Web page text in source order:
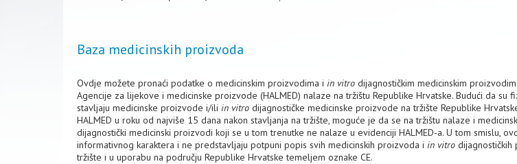
Baza medicinskih proizvoda
Ovdje možete pronaći podatke o medicinskim proizvodima i in vitro dijagnostičkim medicinskim
Agencije za lijekove i medicinske proizvode (HALMED) nalaze na tržištu Republike Hrvatske. Budući da su
stavljaju medicinske proizvode i/ili in vitro dijagnostičke medicinske proizvode na tržište Republike
HALMED u roku od najviše 15 dana nakon stavljanja na tržište, moguće je da se na tržištu nalaze i
dijagnostički medicinski proizvodi koji se u tom trenutke ne nalaze u evidenciji HALMED-a. U tom smislu,
informativnog karaktera i ne predstavljaju potpuni popis svih medicinskih proizvoda i in vitro dijagnostičkih
tržište i u uporabu na području Republike Hrvatske temeljem oznake CE.